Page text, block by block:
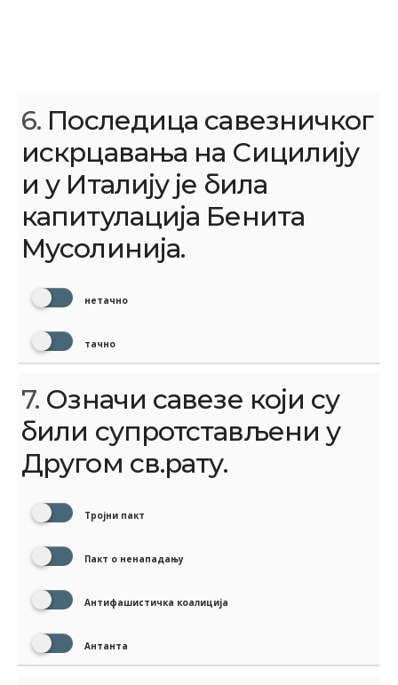
6. Последица савезничког
искрцавања на Сицилију
и у Италију је била
капитулација Бенита
Мусолинија.
нетачно
тачно
7. Означи савезе који су
били супротстављени у
Другом св.рату.
Тројни пакт
Пакт о ненападању
Антифашистичка коалиција
Антанта